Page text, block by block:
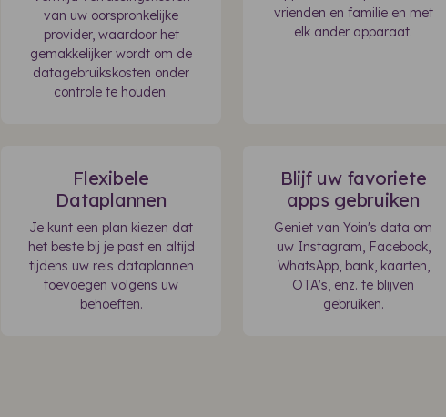
van uw oorspronkelijke
provider, waardoor het
gemakkelijker wordt om de
datagebruikskosten onder
controle te houden.
vrienden en familie en met
elk ander apparaat.
Flexibele
Dataplannen
Je kunt een plan kiezen dat
het beste bij je past en altijd
tijdens uw reis dataplannen
toevoegen volgens uw
behoeften.
Blijf uw favoriete
apps gebruiken
Geniet van Yoin's data om
uw Instagram, Facebook,
WhatsApp, bank, kaarten,
OTA's, enz. te blijven
gebruiken.